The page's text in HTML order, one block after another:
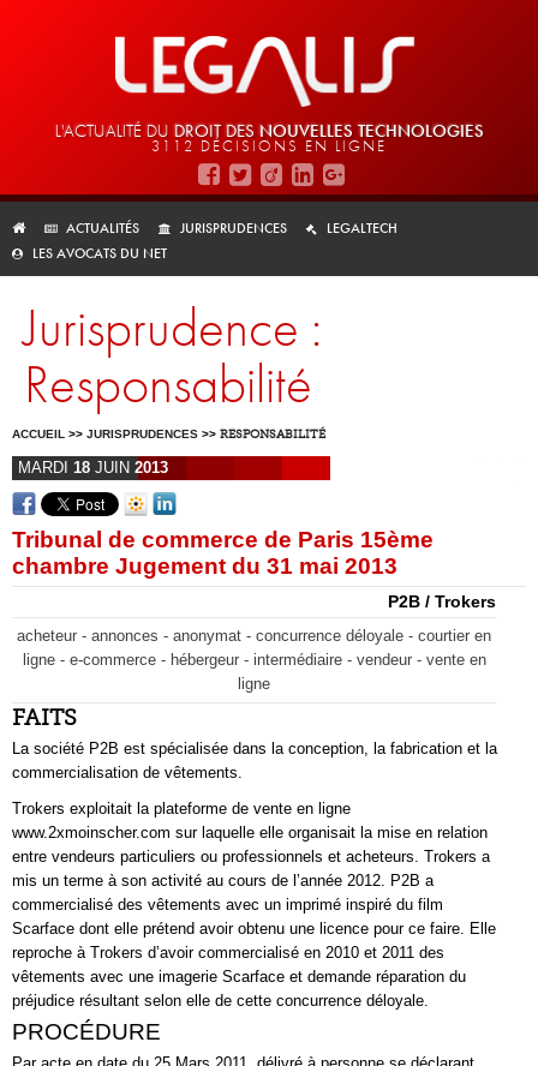
L'ACTUALITÉ DU DROIT DES NOUVELLES TECHNOLOGIES
3112 DÉCISIONS EN LIGNE
ACTUALITÉS JURISPRUDENCES
LEGALTECH
LES AVOCATS DU NET
Jurisprudence :
Responsabilité
ACCUEIL >> JURISPRUDENCES >> RESPONSABILITÉ
MARDI 18 JUIN 2013
Tribunal de commerce de Paris 15ème
chambre Jugement du 31 mai 2013
P2B / Trokers
acheteur - annonces - anonymat - concurrence déloyale - courtier en
ligne - e-commerce - hébergeur - intermédiaire - vendeur - vente en
ligne
FAITS
La société P2B est spécialisée dans la conception, la fabrication et la
commercialisation de vêtements.
Trokers exploitait la plateforme de vente en ligne
www.2xmoinscher.com sur laquelle elle organisait la mise en relation
entre vendeurs particuliers ou professionnels et acheteurs. Trokers a
mis un terme à son activité au cours de l’année 2012. P2B a
commercialisé des vêtements avec un imprimé inspiré du film
Scarface dont elle prétend avoir obtenu une licence pour ce faire. Elle
reproche à Trokers d’avoir commercialisé en 2010 et 2011 des
vêtements avec une imagerie Scarface et demande réparation du
préjudice résultant selon elle de cette concurrence déloyale.
PROCÉDURE